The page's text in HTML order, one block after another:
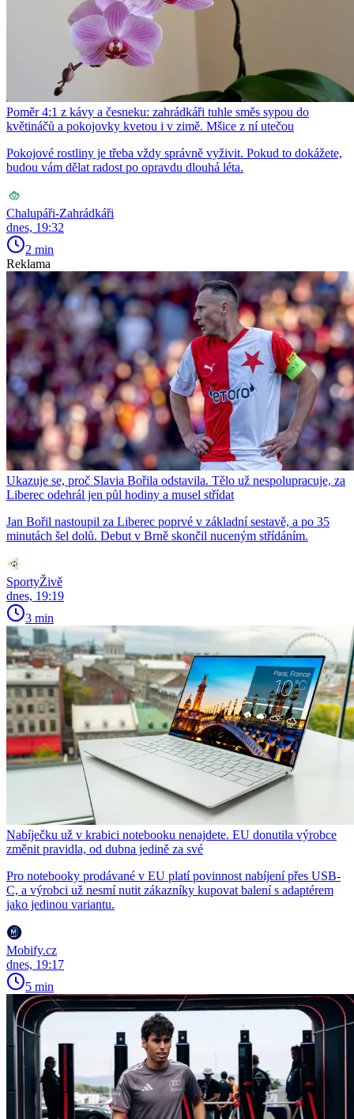
Poměr 4:1 z kávy a česneku: zahrádkáři tuhle směs sypou do
květináčů a pokojovky kvetou i v zimě. Mšice z ní utečou
Pokojové rostliny je třeba vždy správně vyživit. Pokud to dokážete,
budou vám dělat radost po opravdu dlouhá léta.
Chalupáři-Zahrádkáři
dnes, 19:32
2 min
Reklama
Ukazuje se, proč Slavia Bořila odstavila. Tělo už nespolupracuje, za
Liberec odehrál jen půl hodiny a musel střídat
Jan Bořil nastoupil za Liberec poprvé v základní sestavě, a po 35
minutách šel dolů. Debut v Brně skončil nuceným střídáním.
SportyŽivě
dnes, 19:19
3 min
Nabíječku už v krabici notebooku nenajdete. EU donutila výrobce
změnit pravidla, od dubna jedině za své
Pro notebooky prodávané v EU platí povinnost nabíjení přes USB-
C, a výrobci už nesmí nutit zákazníky kupovat balení s adaptérem
jako jedinou variantu.
Mobify.cz
dnes, 19:17
5 min